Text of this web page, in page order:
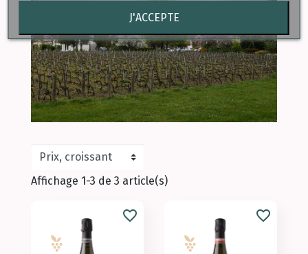
Affichage 1-3 de 3 article(s)
favorite_border favorite_border
J'ACCEPTE